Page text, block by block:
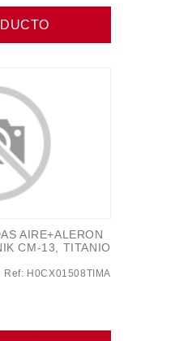
AIRE+ALERON
CM-13, TITANIO
Ref: H0CX01508TIMA